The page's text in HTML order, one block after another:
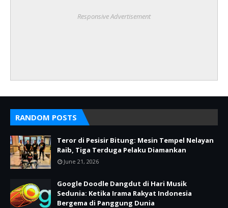
Responsive Advertisement
RANDOM POSTS
Teror di Pesisir Bitung: Mesin Tempel Nelayan
Raib, Tiga Terduga Pelaku Diamankan
June 21, 2026
Google Doodle Dangdut di Hari Musik
Sedunia: Ketika Irama Rakyat Indonesia
Bergema di Panggung Dunia